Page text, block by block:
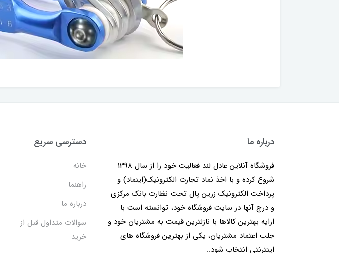
درباره ما
فروشگاه آنلاین عادل لند فعالیت خود را از سال 1398
شروع کرده و با اخذ نماد تجارت الکترونیک(اینماد) و
پرداخت الکترونیک زرین پال تحت نظارت بانک مرکزی
و درج آنها در سایت فروشگاه خود، توانسته است با
ارایه بهترین کالاها با نازلترین قیمت به مشتریان خود و
جلب اعتماد مشتریان، یکی از بهترین فروشگاه های
اینترنتی انتخاب شود..
دسترسی سریع
خانه
راهنما
درباره ما
سوالات متداول قبل از
خرید